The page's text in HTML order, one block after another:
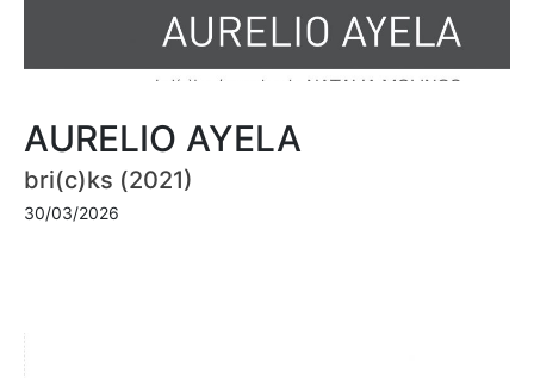
AURELIO AYELA
bri(c)ks (2021)
30/03/2026